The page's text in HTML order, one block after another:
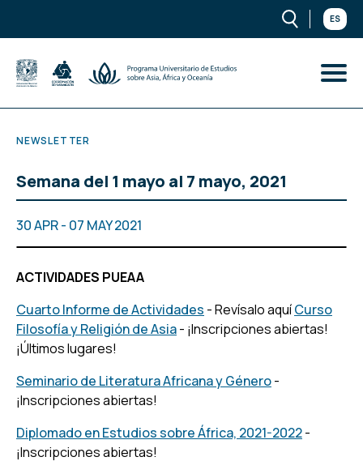
ES
NEWSLETTER
Semana del 1 mayo al 7 mayo, 2021
30 APR - 07 MAY 2021
ACTIVIDADES PUEAA
Cuarto Informe de Actividades - Revísalo aquíCurso
Filosofía y Religión de Asia- ¡Inscripciones abiertas!
¡Últimos lugares!
Seminario de Literatura Africana y Género-
¡Inscripciones abiertas!
Diplomado en Estudios sobre África, 2021-2022-
¡Inscripciones abiertas!